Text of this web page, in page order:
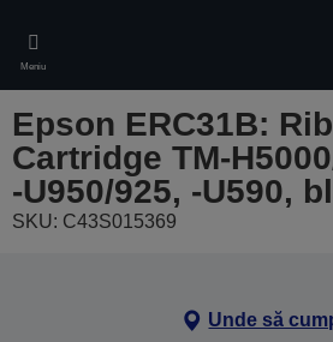
main
content
Meniu
Epson ERC31B:
Cartridge TM-
-U950/925, -U590,
SKU: C43S015369
Unde să